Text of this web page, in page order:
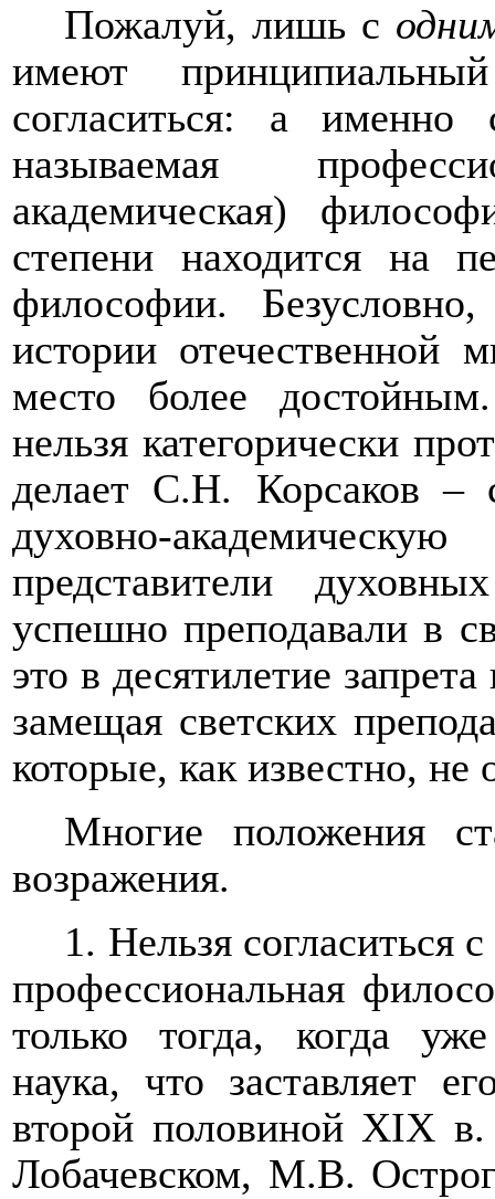
Пожалуй, лишь с
имеют
согласиться: а
называемая
академическая)
степени находится на
философии.
истории
место более
нельзя категорически
делает С.Н. Корсаков –
духовно-
представители
успешно преподавали в
это в десятилетие
замещая светских
которые, как известно, не
Многие положения
возражения.
1. Нельзя согласиться
профессиональная
только тогда, когда
наука, что заставляет
второй половиной ХIХ в.
Лобачевском, М.В.